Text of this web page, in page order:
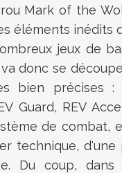
Mark of the
éléments inédits
jeux de
donc se
bien précises :
Guard, REV
de combat,
technique,
Du coup,